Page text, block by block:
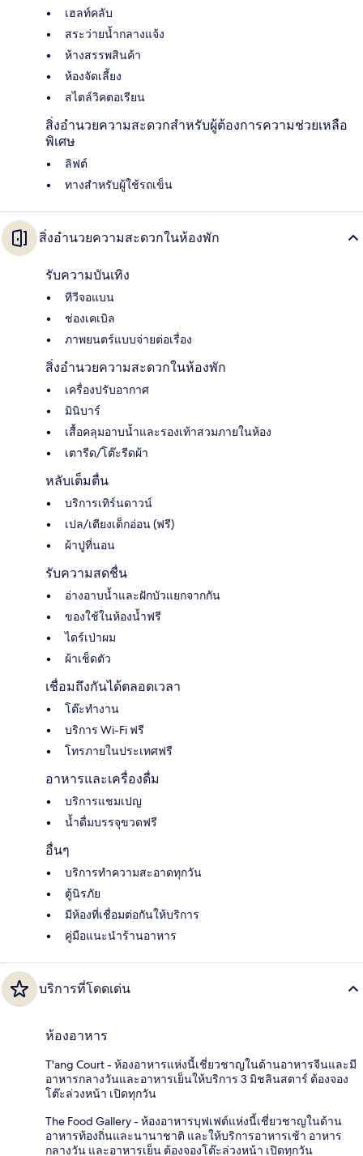
เฮลท์คลับ
สระว่ายน้ำกลางแจ้ง
ห้างสรรพสินค้า
ห้องจัดเลี้ยง
สไตล์วิคตอเรียน
สิ่งอำนวยความสะดวกสำหรับผู้ต้องการความช่วยเหลือ
พิเศษ
ลิฟต์
ทางสำหรับผู้ใช้รถเข็น
สิ่งอำนวยความสะดวกในห้องพัก
รับความบันเทิง
ทีวีจอแบน
ช่องเคเบิล
ภาพยนตร์แบบจ่ายต่อเรื่อง
สิ่งอำนวยความสะดวกในห้องพัก
เครื่องปรับอากาศ
มินิบาร์
เสื้อคลุมอาบน้ำและรองเท้าสวมภายในห้อง
เตารีด/โต๊ะรีดผ้า
หลับเต็มตื่น
บริการเทิร์นดาวน์
เปล/เตียงเด็กอ่อน (ฟรี)
ผ้าปูที่นอน
รับความสดชื่น
อ่างอาบน้ำและฝักบัวแยกจากกัน
ของใช้ในห้องน้ำฟรี
ไดร์เป่าผม
ผ้าเช็ดตัว
เชื่อมถึงกันได้ตลอดเวลา
โต๊ะทำงาน
บริการ Wi-Fi ฟรี
โทรภายในประเทศฟรี
อาหารและเครื่องดื่ม
บริการแชมเปญ
น้ำดื่มบรรจุขวดฟรี
อื่นๆ
บริการทำความสะอาดทุกวัน
ตู้นิรภัย
มีห้องที่เชื่อมต่อกันให้บริการ
คู่มือแนะนำร้านอาหาร
บริการที่โดดเด่น
ห้องอาหาร
T'ang Court - ห้องอาหารแห่งนี้เชี่ยวชาญในด้านอาหารจีนและมี
อาหารกลางวันและอาหารเย็นให้บริการ 3 มิชลินสตาร์ ต้องจอง
โต๊ะล่วงหน้า เปิดทุกวัน
The Food Gallery - ห้องอาหารบุฟเฟต์แห่งนี้เชี่ยวชาญในด้าน
อาหารท้องถิ่นและนานาชาติ และให้บริการอาหารเช้า อาหาร
กลางวัน และอาหารเย็น ต้องจองโต๊ะล่วงหน้า เปิดทุกวัน